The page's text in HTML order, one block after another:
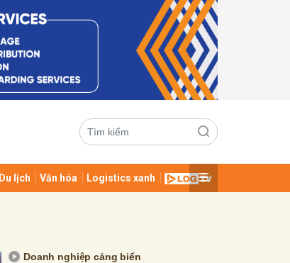
Du lịch Văn hóa Logistics xanh
Doanh nghiệp cảng biển